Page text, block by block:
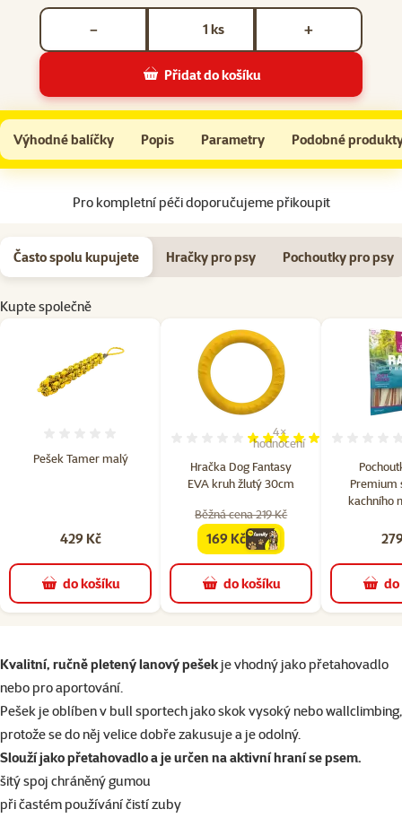
ks
− +
Přidat do košíku
Pešek Tamer malý
Do košíku
Výhodné balíčky Popis Parametry Podobné
Na začátek stránky
Pro kompletní péči doporučujeme přikoupit
Často spolu kupujete Hračky pro psy Pochoutky pro psy
Kupte společně
Pešek Tamer malý
429 Kč
do košíku
Hračka Dog Fantasy
EVA kruh žlutý 30cm
Hodnocení 100%, počet
4×
hodnocení
Běžná cena 219 Kč
familycena
169 Kč
do košíku
Premium
kachního
superzoo.product.detail.content
Kvalitní, ručně pletený lanový pešekje vhodný jako přetahovadlo
nebo pro aportování.
Pešek je oblíben v bull sportech jako skok vysoký nebo wallclimbing,
protože se do něj velice dobře zakusuje a je odolný.
Slouží jako přetahovadlo a je určen na aktivní hraní se psem.
šitý spoj chráněný gumou
při častém používání čistí zuby